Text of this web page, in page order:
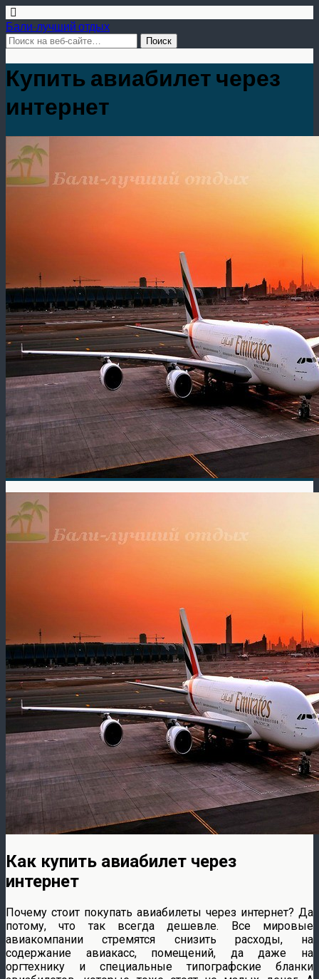
Бали-лучший отдых
Купить авиабилет через
интернет
Как купить авиабилет через
интернет
Почему стоит покупать авиабилеты через интернет? Да
потому, что так всегда дешевле. Все мировые
авиакомпании стремятся снизить расходы, на
содержание авиакасс, помещений, да даже на
оргтехнику и специальные типографские бланки